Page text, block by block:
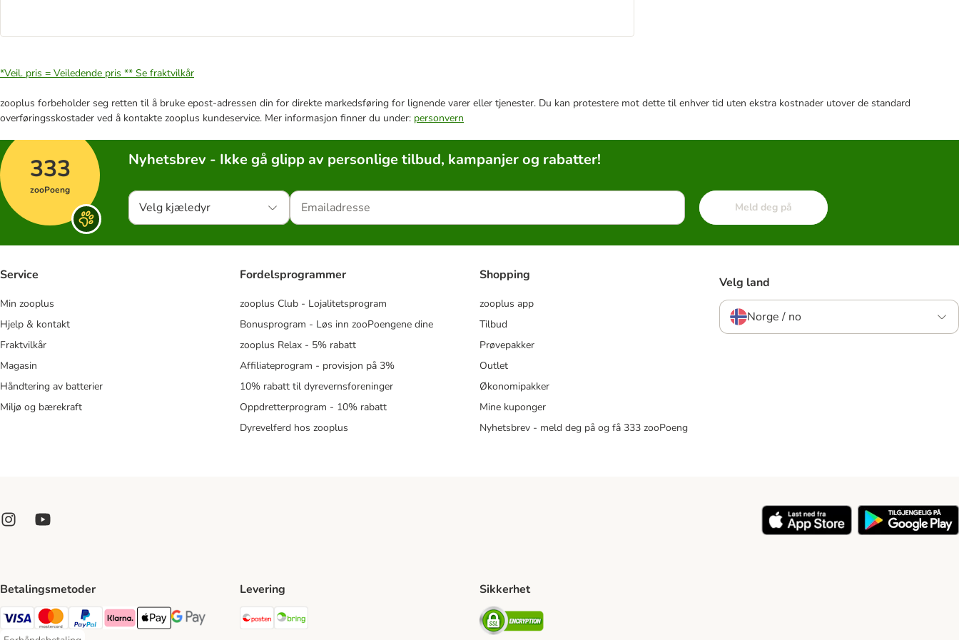
*Veil. pris = Veiledende pris ** Se fraktvilkår
zooplus forbeholder seg retten til å bruke epost-adressen din for direkte markedsføring for lignende varer eller tjenester. Du kan protestere mot dette til enhver tid uten ekstra kostnader utover de standard
overføringsskostader ved å kontakte zooplus kundeservice. Mer informasjon finner du under: personvern
333
zooPoeng
Nyhetsbrev - Ikke gå glipp av personlige tilbud, kampanjer og rabatter!
Velg kjæledyr Meld deg på
Service
Min zooplus
Hjelp & kontakt
Fraktvilkår
Magasin
Håndtering av batterier
Miljø og bærekraft
Fordelsprogrammer
zooplus Club - Lojalitetsprogram
Bonusprogram - Løs inn zooPoengene dine
zooplus Relax - 5% rabatt
Affiliateprogram - provisjon på 3%
10% rabatt til dyrevernsforeninger
Oppdretterprogram - 10% rabatt
Dyrevelferd hos zooplus
Shopping
zooplus app
Tilbud
Prøvepakker
Outlet
Økonomipakker
Mine kuponger
Nyhetsbrev - meld deg på og få 333 zooPoeng
Velg land
Norge / no
Betalingsmetoder
Visa Payment Method
Mastercard Payment Method
PayPal Payment Method
Klarna Payment Method
Apple Pay Payment Method
Google Pay Payment Method
Levering
Posten Shipping Method
Sikkerhet
Security